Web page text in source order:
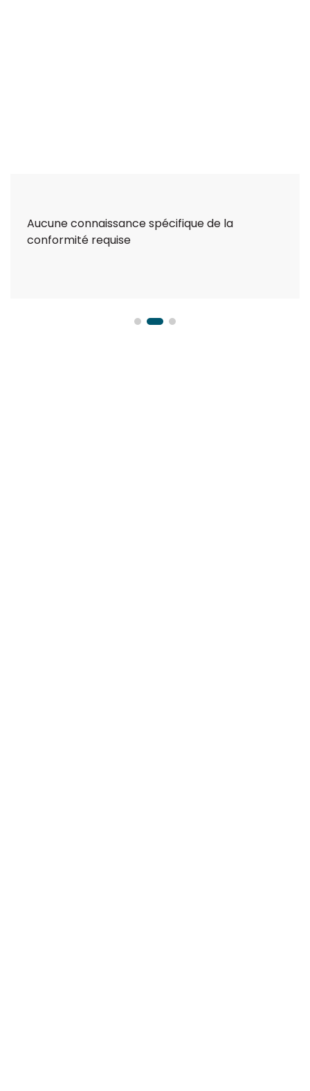
Aucune connaissance spécifique de la
conformité requise